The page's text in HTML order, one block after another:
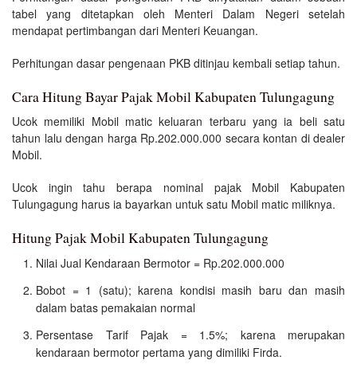
tabel yang ditetapkan oleh Menteri Dalam Negeri setelah
mendapat pertimbangan dari Menteri Keuangan.
Perhitungan dasar pengenaan PKB ditinjau kembali setiap tahun.
Cara Hitung Bayar Pajak Mobil Kabupaten Tulungagung
Ucok memiliki Mobil matic keluaran terbaru yang ia beli satu
tahun lalu dengan harga Rp.202.000.000 secara kontan di dealer
Mobil.
Ucok ingin tahu berapa nominal pajak Mobil Kabupaten
Tulungagung harus ia bayarkan untuk satu Mobil matic miliknya.
Hitung Pajak Mobil Kabupaten Tulungagung
Nilai Jual Kendaraan Bermotor = Rp.202.000.000
Bobot = 1 (satu); karena kondisi masih baru dan masih
dalam batas pemakaian normal
Persentase Tarif Pajak = 1.5%; karena merupakan
kendaraan bermotor pertama yang dimiliki Firda.